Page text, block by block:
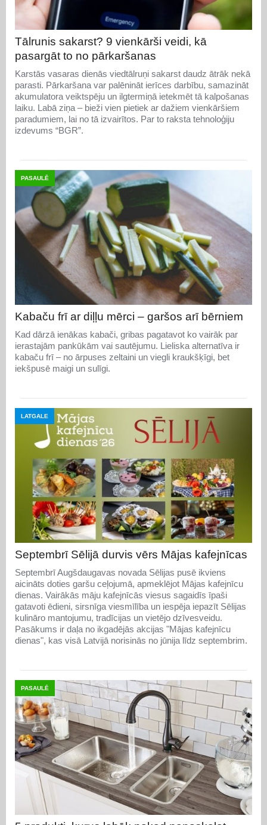
Tālrunis sakarst? 9 vienkārši veidi, kā
pasargāt to no pārkaršanas
Karstās vasaras dienās viedtālruņi sakarst daudz ātrāk nekā
parasti. Pārkaršana var palēnināt ierīces darbību, samazināt
akumulatora veiktspēju un ilgtermiņā ietekmēt tā kalpošanas
laiku. Labā ziņa – bieži vien pietiek ar dažiem vienkāršiem
paradumiem, lai no tā izvairītos. Par to raksta tehnoloģiju
izdevums “BGR”.
PASAULĒ
Kabaču frī ar diļļu mērci – garšos arī bērniem
Kad dārzā ienākas kabači, gribas pagatavot ko vairāk par
ierastajām pankūkām vai sautējumu. Lieliska alternatīva ir
kabaču frī – no ārpuses zeltaini un viegli kraukšķīgi, bet
iekšpusē maigi un sulīgi.
LATGALE
Septembrī Sēlijā durvis vērs Mājas kafejnīcas
Septembrī Augšdaugavas novada Sēlijas pusē ikviens
aicināts doties garšu ceļojumā, apmeklējot Mājas kafejnīcu
dienas. Vairākās māju kafejnīcās viesus sagaidīs īpaši
gatavoti ēdieni, sirsnīga viesmīlība un iespēja iepazīt Sēlijas
kulināro mantojumu, tradīcijas un vietējo dzīvesveidu.
Pasākums ir daļa no ikgadējās akcijas "Mājas kafejnīcu
dienas", kas visā Latvijā norisinās no jūnija līdz septembrim.
PASAULĒ